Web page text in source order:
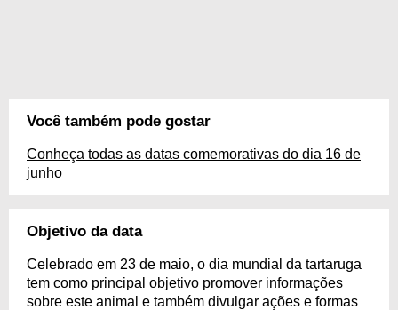
Você também pode gostar
Conheça todas as datas comemorativas do dia 16 de
junho
Objetivo da data
Celebrado em 23 de maio, o dia mundial da tartaruga
tem como principal objetivo promover informações
sobre este animal e também divulgar ações e formas